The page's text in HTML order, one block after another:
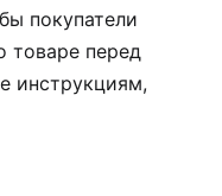
покупатели
товаре перед
инструкциям,